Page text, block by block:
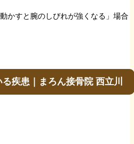
かすと腕のしびれが強くなる」場合
疾患｜まろん接骨院 西立川